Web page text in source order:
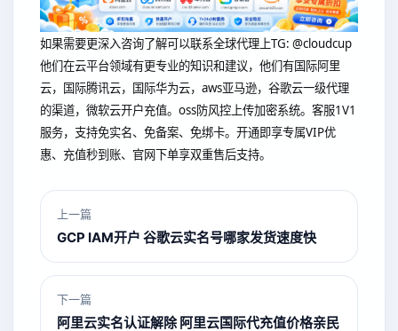
如果需要更深入咨询了解可以联系全球代理上TG: @cloudcup
他们在云平台领域有更专业的知识和建议，他们有国际阿里
云，国际腾讯云，国际华为云，aws亚马逊，谷歌云一级代理
的渠道，微软云开户充值。oss防风控上传加密系统。客服1V1
服务，支持免实名、免备案、免绑卡。开通即享专属VIP优
惠、充值秒到账、官网下单享双重售后支持。
上一篇
GCP IAM开户 谷歌云实名号哪家发货速度快
下一篇
阿里云实名认证解除 阿里云国际代充值价格亲民